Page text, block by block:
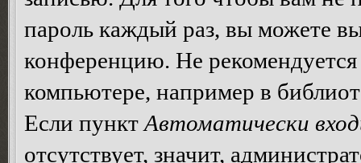
пароль каждый раз, вы можете
конференцию. Не
компьютере, например в
Если пункт Автоматически
отсутствует, значит,